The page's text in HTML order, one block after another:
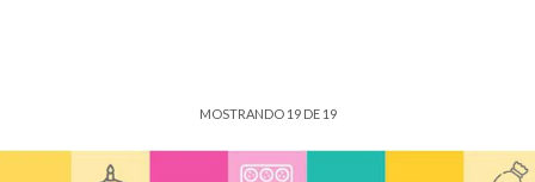
MOSTRANDO 19DE 19